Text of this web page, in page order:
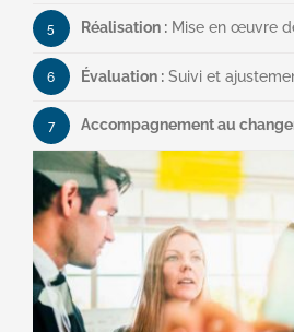
5 Réalisation :Mise en œuvre
6 Évaluation :Suivi et
7 Accompagnement au